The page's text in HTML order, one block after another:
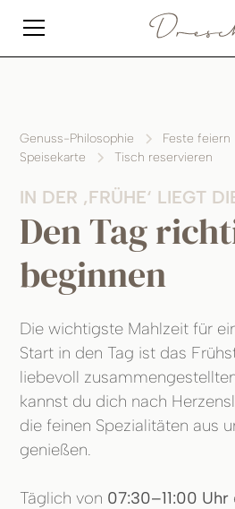
Genuss-Philosophie Feste feiern
Speisekarte
Tisch reservieren
IN DER ‚FRÜHE‘ LIEGT
Den Tag
beginnen
Die wichtigste Mahlzeit für
Start in den Tag ist das
liebevoll
kannst du dich nach
die feinen Spezialitäten aus
genießen.
Täglich von 07:30–11:00 Uhr